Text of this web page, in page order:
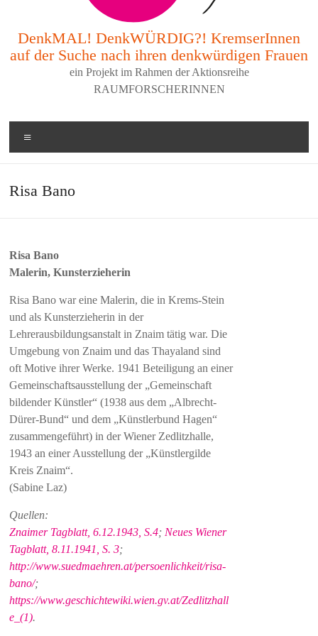
DenkMAL! DenkWÜRDIG?! KremserInnen
auf der Suche nach ihren denkwürdigen Frauen
ein Projekt im Rahmen der Aktionsreihe
RAUMFORSCHERINNEN
Risa Bano
Risa Bano
Malerin, Kunsterzieherin
Risa Bano war eine Malerin, die in Krems-Stein
und als Kunsterzieherin in der
Lehrerausbildungsanstalt in Znaim tätig war. Die
Umgebung von Znaim und das Thayaland sind
oft Motive ihrer Werke. 1941 Beteiligung an einer
Gemeinschaftsausstellung der „Gemeinschaft
bildender Künstler“ (1938 aus dem „Albrecht-
Dürer-Bund“ und dem „Künstlerbund Hagen“
zusammengeführt) in der Wiener Zedlitzhalle,
1943 an einer Ausstellung der „Künstlergilde
Kreis Znaim“.
(Sabine Laz)
Quellen:
Znaimer Tagblatt, 6.12.1943, S.4; Neues Wiener
Tagblatt, 8.11.1941, S. 3;
http://www.suedmaehren.at/persoenlichkeit/risa-
bano/;
https://www.geschichtewiki.wien.gv.at/Zedlitzhall
e_(1).